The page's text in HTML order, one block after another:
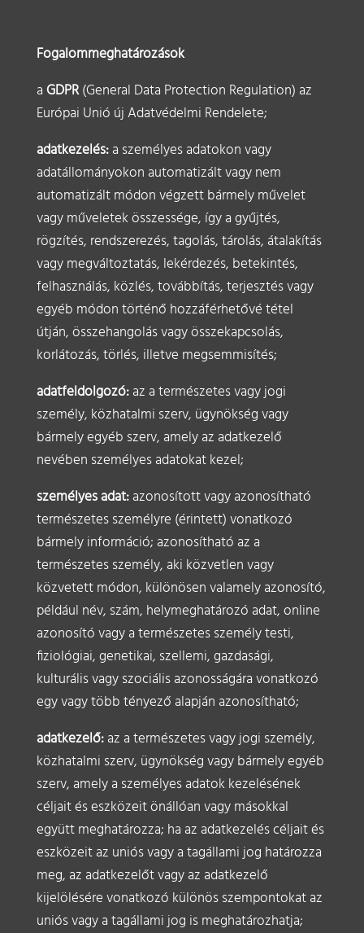
Fogalommeghatározások
aGDPR(General Data Protection Regulation) az
Európai Unió új Adatvédelmi Rendelete;
adatkezelés:a személyes adatokon vagy
adatállományokon automatizált vagy nem
automatizált módon végzett bármely művelet
vagy műveletek összessége, így a gyűjtés,
rögzítés, rendszerezés, tagolás, tárolás, átalakítás
vagy megváltoztatás, lekérdezés, betekintés,
felhasználás, közlés, továbbítás, terjesztés vagy
egyéb módon történő hozzáférhetővé tétel
útján, összehangolás vagy összekapcsolás,
korlátozás, törlés, illetve megsemmisítés;
adatfeldolgozó:az a természetes vagy jogi
személy, közhatalmi szerv, ügynökség vagy
bármely egyéb szerv, amely az adatkezelő
nevében személyes adatokat kezel;
személyes adat:azonosított vagy azonosítható
természetes személyre (érintett) vonatkozó
bármely információ; azonosítható az a
természetes személy, aki közvetlen vagy
közvetett módon, különösen valamely azonosító,
például név, szám, helymeghatározó adat, online
azonosító vagy a természetes személy testi,
fiziológiai, genetikai, szellemi, gazdasági,
kulturális vagy szociális azonosságára vonatkozó
egy vagy több tényező alapján azonosítható;
adatkezelő:az a természetes vagy jogi személy,
közhatalmi szerv, ügynökség vagy bármely egyéb
szerv, amely a személyes adatok kezelésének
céljait és eszközeit önállóan vagy másokkal
együtt meghatározza; ha az adatkezelés céljait és
eszközeit az uniós vagy a tagállami jog határozza
meg, az adatkezelőt vagy az adatkezelő
kijelölésére vonatkozó különös szempontokat az
uniós vagy a tagállami jog is meghatározhatja;